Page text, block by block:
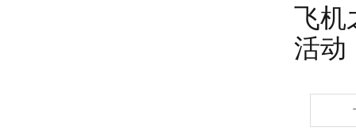
飞机
活动